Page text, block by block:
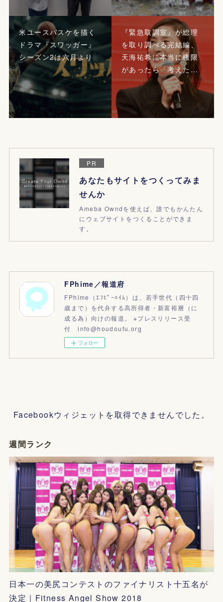
米ユースバスケを描く
ドラマ『スワッガー』
シーズン2は六月より
『緊急取調室』が総理
を取り調べる完結編、
天海祐希に本当に権限
があったら「考えた…
PR
あなたもサイトをつくってみま
せんか
Ameba Owndを使えば、誰でもかんたん
にウェブサイトをつくることができま
す。
FPhime／報道府
FPhime（ｴﾌﾋﾟｰﾊｲﾑ）は、若手世代（四十四
歳まで）を代弁する高所得者・新富裕層（に
成る為）向けの報道。 ※プレスリリース受
付 info@houdoufu.org
フォロー
Facebookウィジェットを取得できませんでした。
週間ランク
日本一の美尻コンテストのファイナリスト十五名が
決定｜Fitness Angel Show 2018